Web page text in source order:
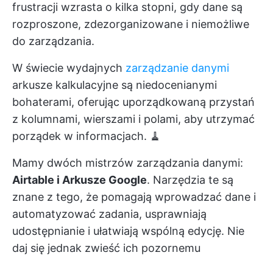
frustracji wzrasta o kilka stopni, gdy dane są
rozproszone, zdezorganizowane i niemożliwe
do zarządzania.
W świecie wydajnych zarządzanie danymi
arkusze kalkulacyjne są niedocenianymi
bohaterami, oferując uporządkowaną przystań
z kolumnami, wierszami i polami, aby utrzymać
porządek w informacjach. 🧹
Mamy dwóch mistrzów zarządzania danymi:
Airtable i Arkusze Google. Narzędzia te są
znane z tego, że pomagają wprowadzać dane i
automatyzować zadania, usprawniają
udostępnianie i ułatwiają wspólną edycję. Nie
daj się jednak zwieść ich pozornemu